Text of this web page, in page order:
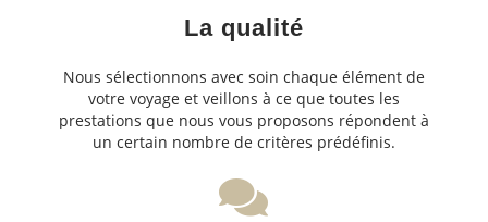
La qualité
Nous sélectionnons avec soin chaque élément de
votre voyage et veillons à ce que toutes les
prestations que nous vous proposons répondent à
un certain nombre de critères prédéfinis.